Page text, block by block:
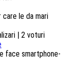
le da mari
| 2 voturi
face smartphone-